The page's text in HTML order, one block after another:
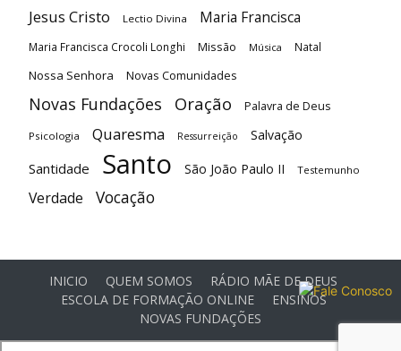
Jesus Cristo Lectio Divina Maria Francisca
Maria Francisca Crocoli Longhi Missão Música Natal
Nossa Senhora Novas Comunidades
Novas Fundações Oração Palavra de Deus
Psicologia Quaresma Ressurreição Salvação
Santidade Santo São João Paulo II Testemunho
Verdade Vocação
INICIO QUEM SOMOS
RÁDIO MÃE DE DEUS
ESCOLA DE FORMAÇÃO ONLINE
ENSINOS
NOVAS FUNDAÇÕES